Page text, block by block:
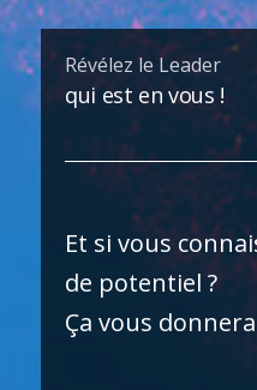
Révélez le Leader
qui est en vous !
Et si vous
de potentiel ?
Ça vous